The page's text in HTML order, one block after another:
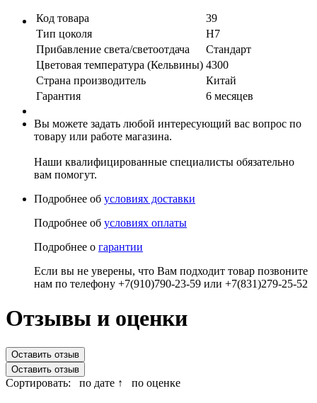
Код товара
39
Тип цоколя
H7
Прибавление света/светоотдача
Стандарт
Цветовая температура (Кельвины) 4300
Страна производитель
Китай
Гарантия
6 месяцев
Вы можете задать любой интересующий вас вопрос по
товару или работе магазина.
Наши квалифицированные специалисты обязательно
вам помогут.
Подробнее об условиях доставки
Подробнее об условиях оплаты
Подробнее о гарантии
Если вы не уверены, что Вам подходит товар позвоните
нам по телефону +7(910)790-23-59 или +7(831)279-25-52
Отзывы и оценки
Оставить отзыв
Оставить отзыв
Сортировать: по дате ↑ по оценке